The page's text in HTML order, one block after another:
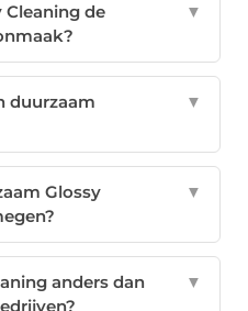
Cleaning de
▼
duurzaam
▼
Glossy
▼
anders dan
▼